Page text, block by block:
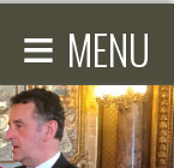
≡ MENU